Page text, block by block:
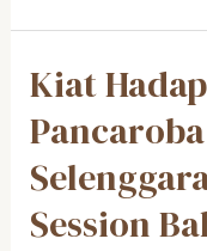
Alami
Pakai
Daun
Jati
Belanda.
Apakah
Kiat
Session